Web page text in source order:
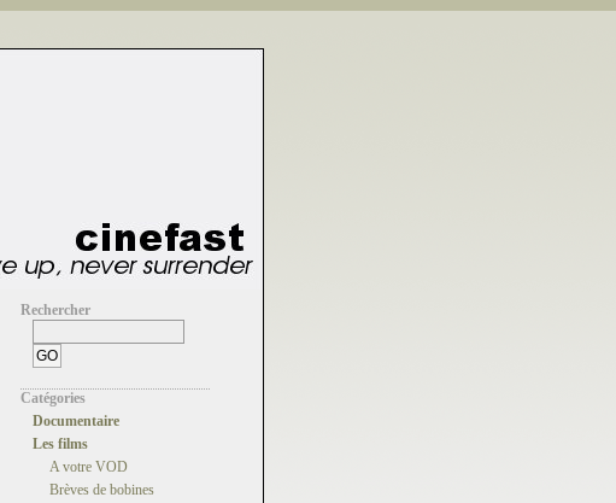
Rechercher
Catégories
Documentaire
Les films
A votre VOD
Brèves de bobines